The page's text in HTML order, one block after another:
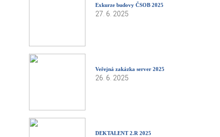
Exkurze budovy ČSOB 2025
27. 6. 2025
Veřejná zakázka server 2025
26. 6. 2025
DEKTALENT 2.R 2025